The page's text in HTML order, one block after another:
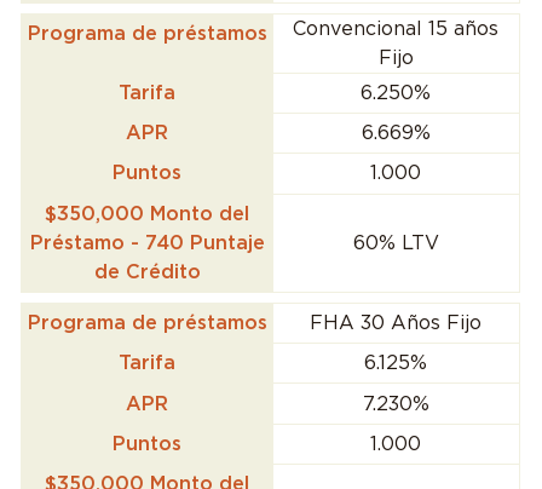
Programa de préstamos
Convencional 15 años
Fijo
Tarifa
6.250%
APR 6.669%
Puntos 1.000
$350,000 Monto del
Préstamo - 740 Puntaje
de Crédito
60% LTV
Programa de préstamos FHA 30 Años Fijo
Tarifa 6.125%
APR 7.230%
Puntos 1.000
$350,000 Monto del